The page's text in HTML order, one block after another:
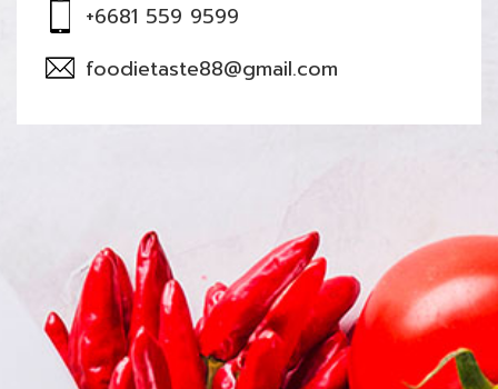
+6681 559 9599
foodietaste88@gmail.com